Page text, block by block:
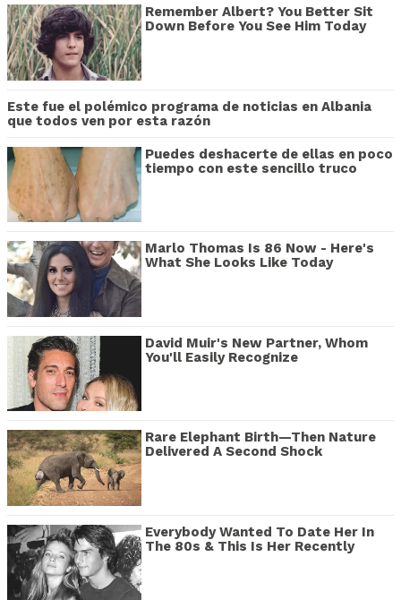
Remember Albert? You Better Sit
Down Before You See Him Today
Este fue el polémico programa de noticias en Albania
que todos ven por esta razón
Puedes deshacerte de ellas en poco
tiempo con este sencillo truco
Marlo Thomas Is 86 Now - Here's
What She Looks Like Today
David Muir's New Partner, Whom
You'll Easily Recognize
Rare Elephant Birth—Then Nature
Delivered A Second Shock
Everybody Wanted To Date Her In
The 80s & This Is Her Recently